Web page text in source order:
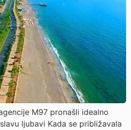
M97 pronašli idealno
ljubavi Kada se približavala